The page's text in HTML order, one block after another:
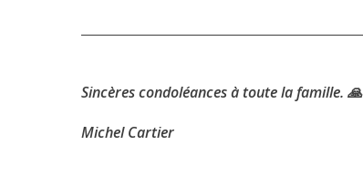
Sincères condoléances à toute la famille. 🙏
Michel Cartier